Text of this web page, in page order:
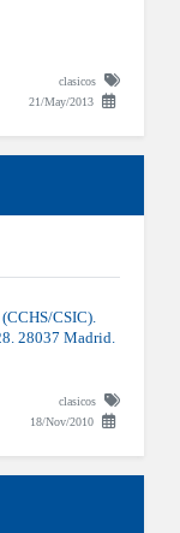
clasicos
21/May/2013
CSIC).
28037 Madrid.
clasicos
18/Nov/2010